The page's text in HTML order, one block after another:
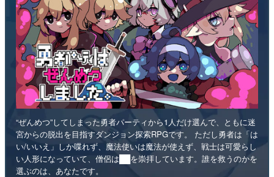
“ぜんめつ”してしまった勇者パーティから1人だけ選んで、ともに迷
宮からの脱出を目指すダンジョン探索RPGです。 ただし勇者は「は
い/いいえ」しか喋れず、魔法使いは魔法が使えず、戦士は可愛らし
い人形になっていて、僧侶は██を崇拝しています。誰を救うのかを
選ぶのは、あなたです。